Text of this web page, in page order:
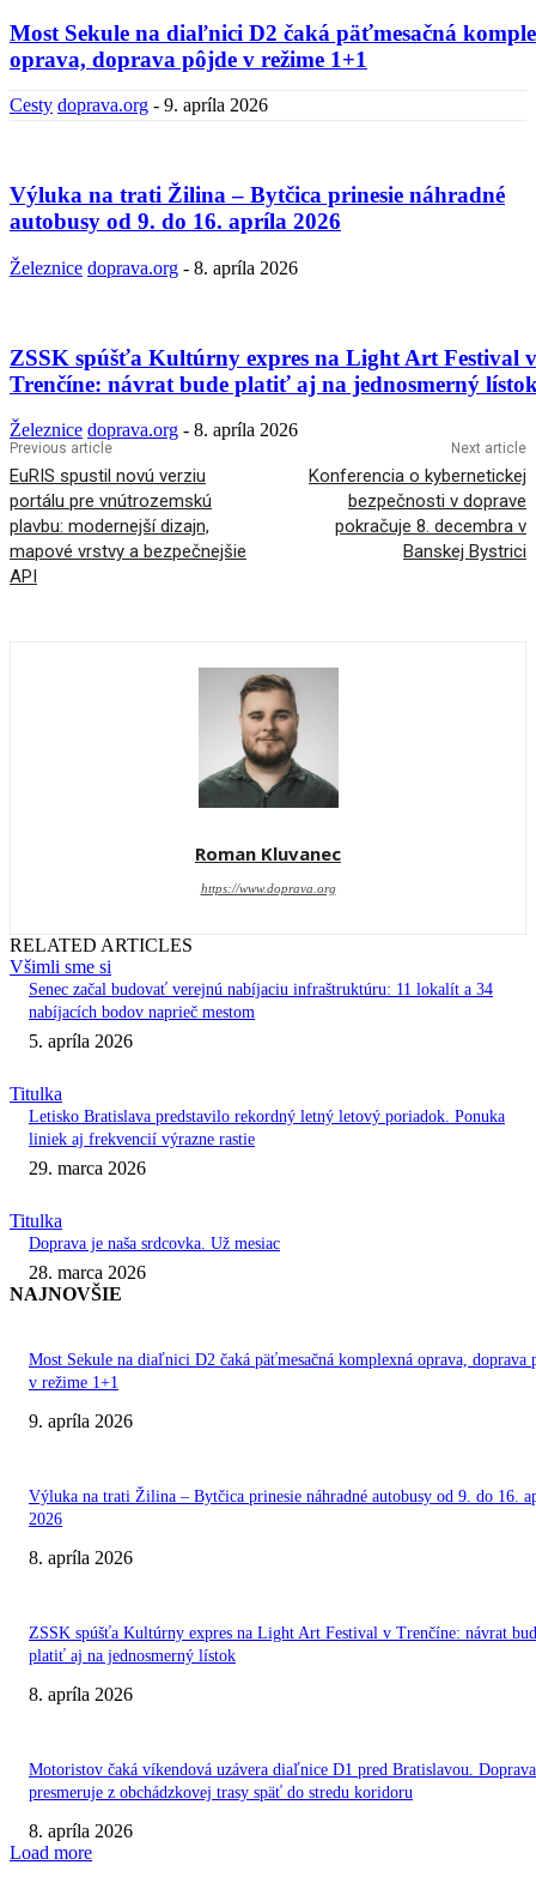
Most Sekule na diaľnici D2 čaká päťmesačná
oprava, doprava pôjde v režime 1+1
Cesty doprava.org - 9. apríla 2026
Výluka na trati Žilina – Bytčica prinesie náhradné
autobusy od 9. do 16. apríla 2026
Železnice doprava.org - 8. apríla 2026
ZSSK spúšťa Kultúrny expres na Light Art Festival v
Trenčíne: návrat bude platiť aj na jednosmerný
Železnice doprava.org - 8. apríla 2026
Previous article
EuRIS spustil novú verziu
portálu pre vnútrozemskú
plavbu: modernejší dizajn,
mapové vrstvy a bezpečnejšie
API
Next article
Konferencia o kybernetickej
bezpečnosti v doprave
pokračuje 8. decembra v
Banskej Bystrici
Roman Kluvanec
https://www.doprava.org
RELATED ARTICLES
Všimli sme si
Senec začal budovať verejnú nabíjaciu infraštruktúru: 11 lokalít a 34
nabíjacích bodov naprieč mestom
5. apríla 2026
Titulka
Letisko Bratislava predstavilo rekordný letný letový poriadok. Ponuka
liniek aj frekvencií výrazne rastie
29. marca 2026
Titulka
Doprava je naša srdcovka. Už mesiac
28. marca 2026
NAJNOVŠIE
Most Sekule na diaľnici D2 čaká päťmesačná komplexná oprava, doprava
v režime 1+1
9. apríla 2026
Výluka na trati Žilina – Bytčica prinesie náhradné autobusy od 9. do 16.
2026
8. apríla 2026
ZSSK spúšťa Kultúrny expres na Light Art Festival v Trenčíne: návrat
platiť aj na jednosmerný lístok
8. apríla 2026
Motoristov čaká víkendová uzávera diaľnice D1 pred Bratislavou.
presmeruje z obchádzkovej trasy späť do stredu koridoru
8. apríla 2026
Load more